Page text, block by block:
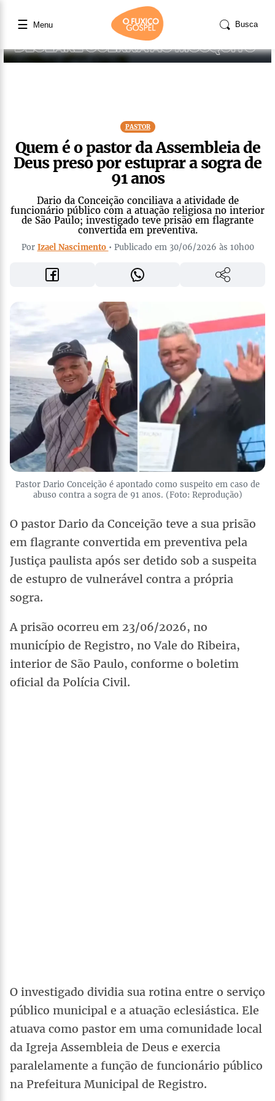
☰ Menu Busca
PASTOR
Quem é o pastor da Assembleia de
Deus preso por estuprar a sogra de
91 anos
Dario da Conceição conciliava a atividade de
funcionário público com a atuação religiosa no interior
de São Paulo; investigado teve prisão em flagrante
convertida em preventiva.
Por Izael Nascimento • Publicado em 30/06/2026 às 10h00
Pastor Dario Conceição é apontado como suspeito em caso de
abuso contra a sogra de 91 anos. (Foto: Reprodução)
O pastor Dario da Conceição teve a sua prisão
em flagrante convertida em preventiva pela
Justiça paulista após ser detido sob a suspeita
de estupro de vulnerável contra a própria
sogra.
A prisão ocorreu em 23/06/2026, no
município de Registro, no Vale do Ribeira,
interior de São Paulo, conforme o boletim
oficial da Polícia Civil.
O investigado dividia sua rotina entre o serviço
público municipal e a atuação eclesiástica. Ele
atuava como pastor em uma comunidade local
da Igreja Assembleia de Deus e exercia
paralelamente a função de funcionário público
na Prefeitura Municipal de Registro.